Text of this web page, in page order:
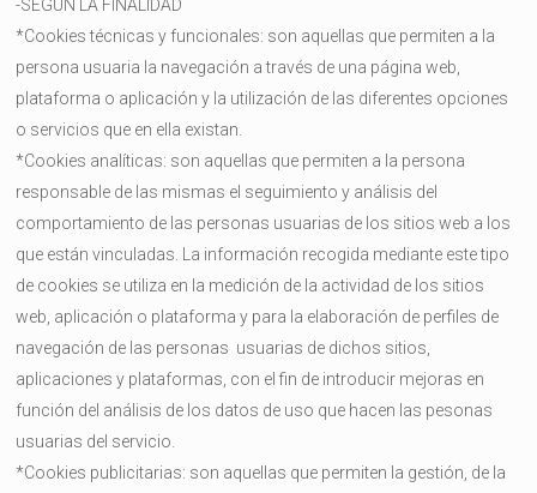
-SEGÚN LA FINALIDAD
*Cookies técnicas y funcionales: son aquellas que permiten a la
persona usuaria la navegación a través de una página web,
plataforma o aplicación y la utilización de las diferentes opciones
o servicios que en ella existan.
*Cookies analíticas: son aquellas que permiten a la persona
responsable de las mismas el seguimiento y análisis del
comportamiento de las personas usuarias de los sitios web a los
que están vinculadas. La información recogida mediante este tipo
de cookies se utiliza en la medición de la actividad de los sitios
web, aplicación o plataforma y para la elaboración de perfiles de
navegación de las personas usuarias de dichos sitios,
aplicaciones y plataformas, con el fin de introducir mejoras en
función del análisis de los datos de uso que hacen las pesonas
usuarias del servicio.
*Cookies publicitarias: son aquellas que permiten la gestión, de la